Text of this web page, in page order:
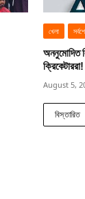
খেলা
অননুমোদিত
August 5,
বিস্তারিত